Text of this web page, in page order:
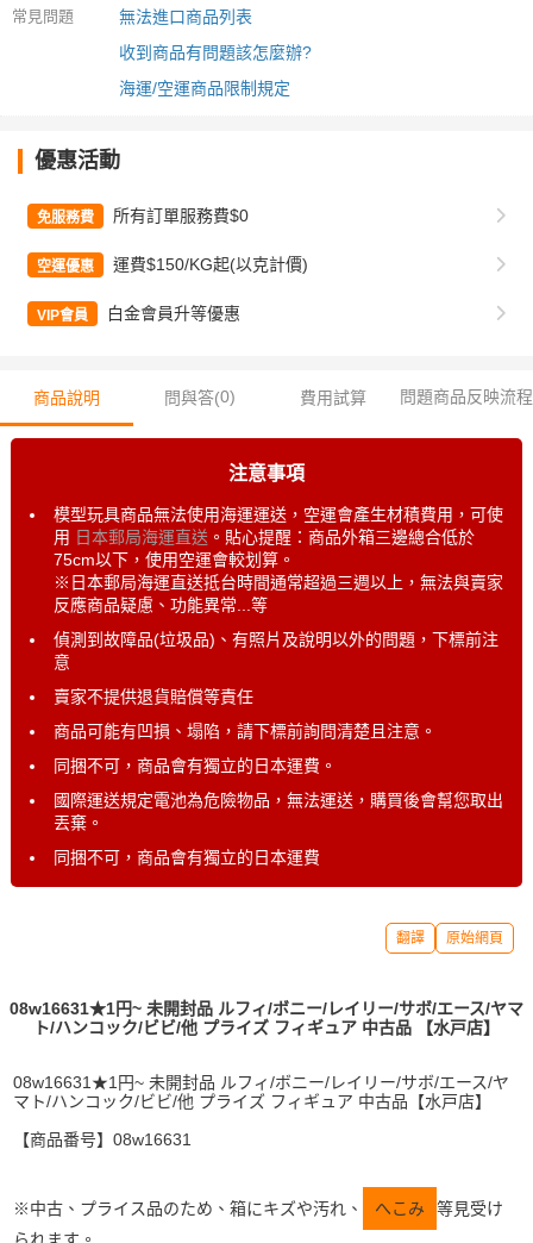
常見問題
無法進口商品列表
收到商品有問題該怎麼辦?
海運/空運商品限制規定
優惠活動
免服務費 所有訂單服務費$0
空運優惠 運費$150/KG起(以克計價)
VIP會員 白金會員升等優惠
商品說明 問與答(0) 費用試算 問題商品反映流程
注意事項
模型玩具商品無法使用海運運送，空運會產生材積費用，可使
用 日本郵局海運直送。貼心提醒：商品外箱三邊總合低於
75cm以下，使用空運會較划算。
※日本郵局海運直送抵台時間通常超過三週以上，無法與賣家
反應商品疑慮、功能異常...等
偵測到故障品(垃圾品)、有照片及說明以外的問題，下標前注
意
賣家不提供退貨賠償等責任
商品可能有凹損、塌陷，請下標前詢問清楚且注意。
同捆不可，商品會有獨立的日本運費。
國際運送規定電池為危險物品，無法運送，購買後會幫您取出
丟棄。
同捆不可，商品會有獨立的日本運費
翻譯 原始網頁
08w16631★1円~ 未開封品 ルフィ/ボニー/レイリー/サボ/エース/ヤマ
ト/ハンコック/ビビ/他 プライズ フィギュア 中古品 【水戸店】
08w16631★1円~ 未開封品 ルフィ/ボニー/レイリー/サボ/エース/ヤ
マト/ハンコック/ビビ/他 プライズ フィギュア 中古品【水戸店】
【商品番号】08w16631
※中古、プライス品のため、箱にキズや汚れ、 へこみ
等見受け
られます。